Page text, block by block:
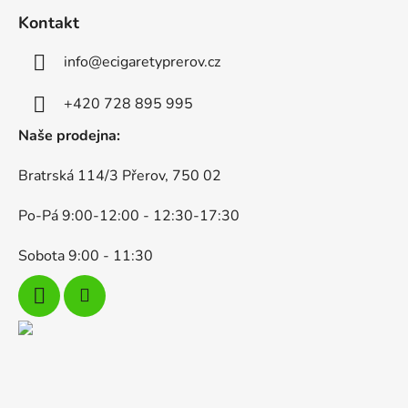
Kontakt
info@ecigaretyprerov.cz
+420 728 895 995
Naše prodejna:
Bratrská 114/3 Přerov, 750 02
Po-Pá 9:00-12:00 - 12:30-17:30
Sobota 9:00 - 11:30